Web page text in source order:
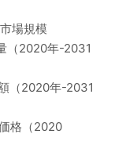
場規模
（2020年-2031
（2020年-2031
格（2020